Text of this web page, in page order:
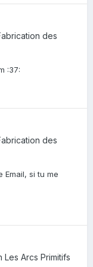
des
:37:
des
Email, si tu me
Les Arcs Primitifs